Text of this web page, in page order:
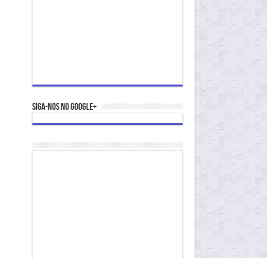
Siga-nos no Google+